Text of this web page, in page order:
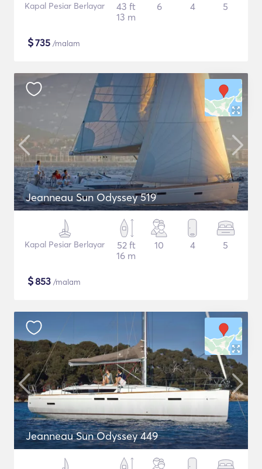
Kapal Pesiar Berlayar
43 ft
13 m
6 4 5
$735 /malam
Jeanneau Sun Odyssey 519
Kapal Pesiar Berlayar
52 ft
16 m
10 4 5
$853 /malam
Jeanneau Sun Odyssey 449